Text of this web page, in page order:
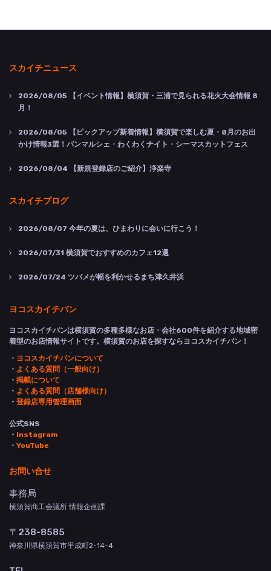
スカイチニュース
2026/08/05 【イベント情報】横須賀・三浦で見られる花火大会情報 8
月！
2026/08/05 【ピックアップ新着情報】横須賀で楽しむ夏・8月のお出
かけ情報3選！パンマルシェ・わくわくナイト・シーマスカットフェス
2026/08/04 【新規登録店のご紹介】浄楽寺
スカイチブログ
2026/08/07 今年の夏は、ひまわりに会いに行こう！
2026/07/31 横須賀でおすすめのカフェ12選
2026/07/24 ツバメが幅を利かせるまち津久井浜
ヨコスカイチバン
ヨコスカイチバンは横須賀の多種多様なお店・会社600件を紹介する地域密
着型のお店情報サイトです。横須賀のお店を探すならヨコスカイチバン！
・ ヨコスカイチバンについて
・ よくある質問（一般向け）
・ 掲載について
・ よくある質問（店舗様向け）
・ 登録店専用管理画面
公式SNS
・ Instagram
・ YouTube
お問い合せ
事務局
横須賀商工会議所 情報企画課
〒238-8585
神奈川県横須賀市平成町2-14-4